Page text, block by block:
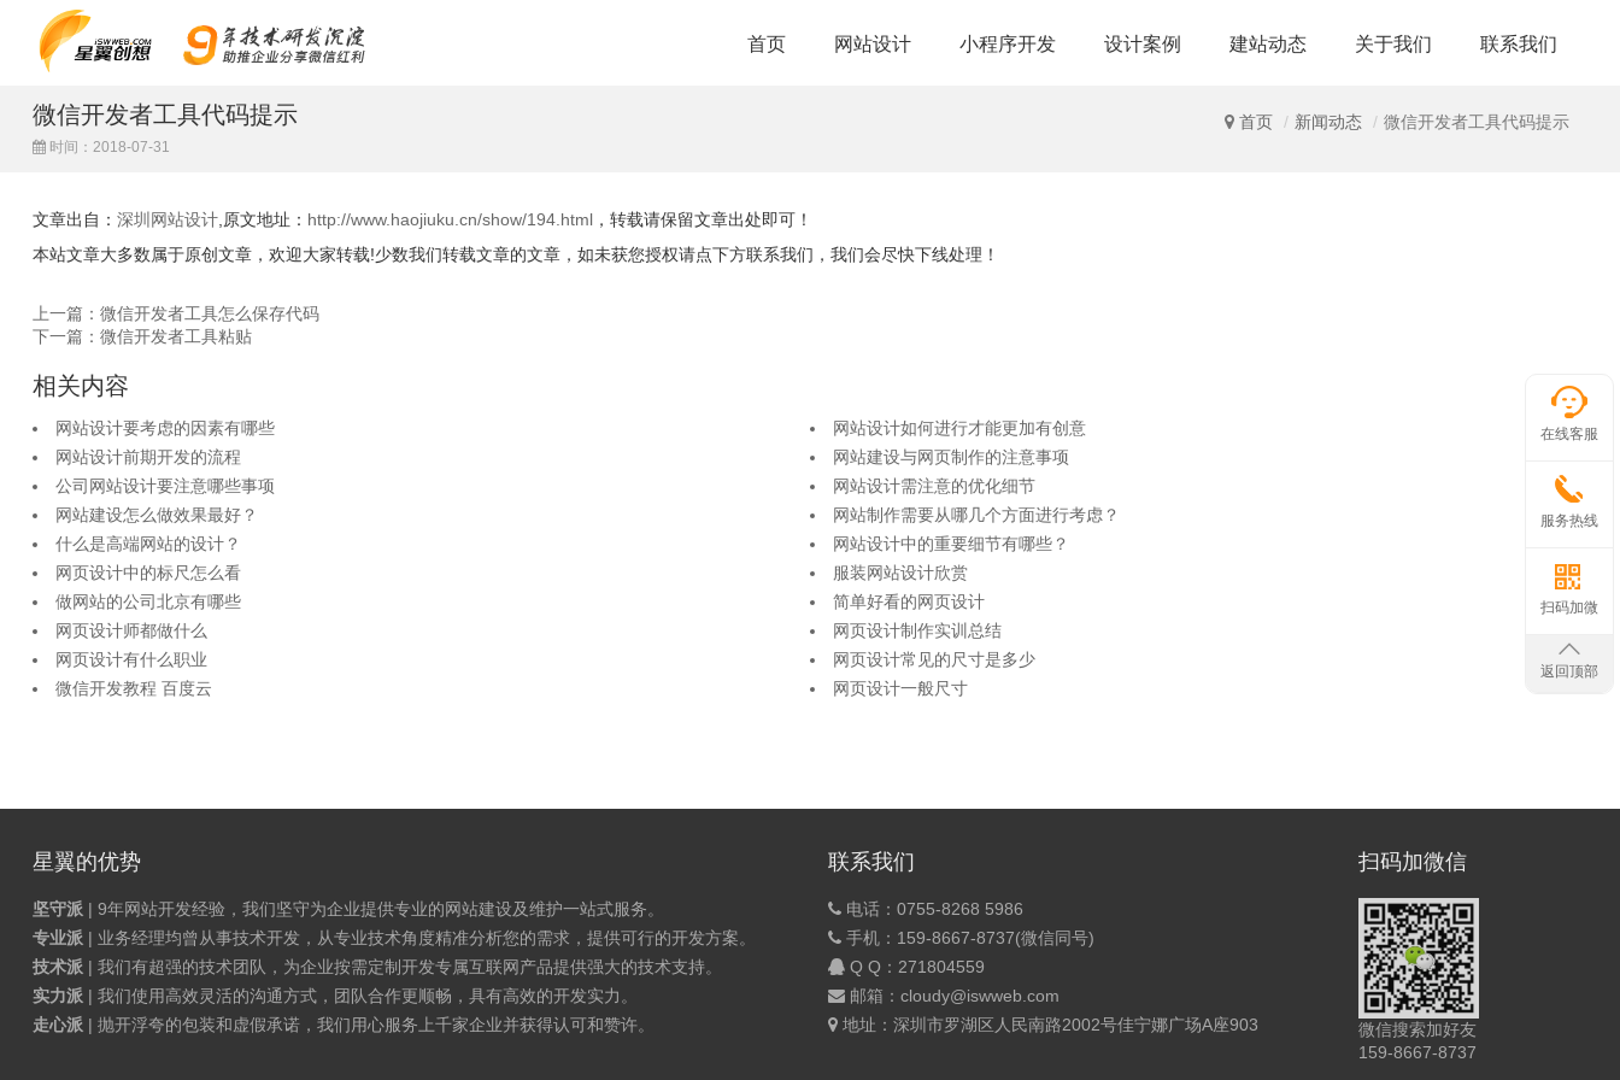
首页 网站设计 小程序开发 设计案例 建站动态 关于我们 联系我们
首页 新闻动态 微信开发者工具代码提示
微信开发者工具代码提示
时间：2018-07-31
文章出自： 深圳网站设计 ,原文地址： http://www.haojiuku.cn/show/194.html ，转载请保留文章出处即可！
本站文章大多数属于原创文章，欢迎大家转载!少数我们转载文章的文章，如未获您授权请点下方联系我们，我们会尽快下线处理！
上一篇：微信开发者工具怎么保存代码
下一篇：微信开发者工具粘贴
相关内容
网站设计要考虑的因素有哪些
网站设计如何进行才能更加有创意
网站设计前期开发的流程
网站建设与网页制作的注意事项
公司网站设计要注意哪些事项
网站设计需注意的优化细节
网站建设怎么做效果最好？
网站制作需要从哪几个方面进行考虑？
什么是高端网站的设计？
网站设计中的重要细节有哪些？
网页设计中的标尺怎么看
服装网站设计欣赏
做网站的公司北京有哪些
简单好看的网页设计
网页设计师都做什么
网页设计制作实训总结
网页设计有什么职业
网页设计常见的尺寸是多少
微信开发教程 百度云
网页设计一般尺寸
星翼的优势
坚守派 | 9年网站开发经验，我们坚守为企业提供专业的网站建设及维护一站式服务。
专业派 | 业务经理均曾从事技术开发，从专业技术角度精准分析您的需求，提供可行的开发方案。
技术派 | 我们有超强的技术团队，为企业按需定制开发专属互联网产品提供强大的技术支持。
实力派 | 我们使用高效灵活的沟通方式，团队合作更顺畅，具有高效的开发实力。
走心派 | 抛开浮夸的包装和虚假承诺，我们用心服务上千家企业并获得认可和赞许。
联系我们
电话：0755-8268 5986
手机：159-8667-8737(微信同号)
Q Q： 271804559
邮箱：cloudy@iswweb.com
地址：深圳市罗湖区人民南路2002号佳宁娜广场A座903
扫码加微信
微信搜索加好友
159-8667-8737
在线客服
服务热线
扫码加微
返回顶部